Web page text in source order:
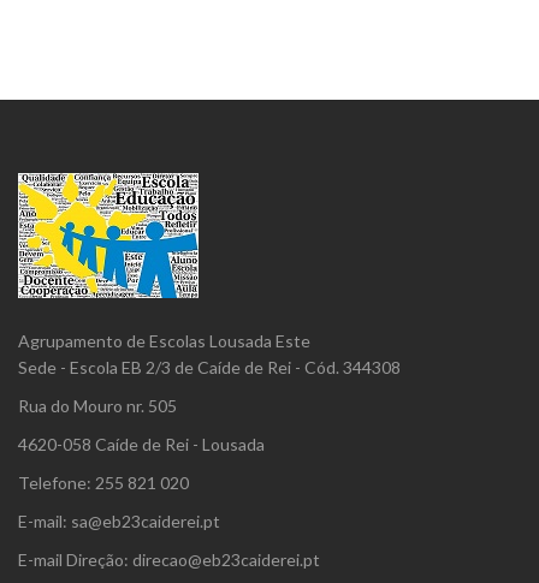
Agrupamento de Escolas Lousada Este
Sede - Escola EB 2/3 de Caíde de Rei - Cód. 344308
Rua do Mouro nr. 505
4620-058 Caíde de Rei - Lousada
Telefone: 255 821 020
E-mail: sa@eb23caiderei.pt
E-mail Direção: direcao@eb23caiderei.pt